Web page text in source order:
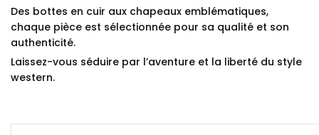
Des bottes en cuir aux chapeaux emblématiques,
chaque pièce est sélectionnée pour sa qualité et son
authenticité.
Laissez-vous séduire par l’aventure et la liberté du style
western.